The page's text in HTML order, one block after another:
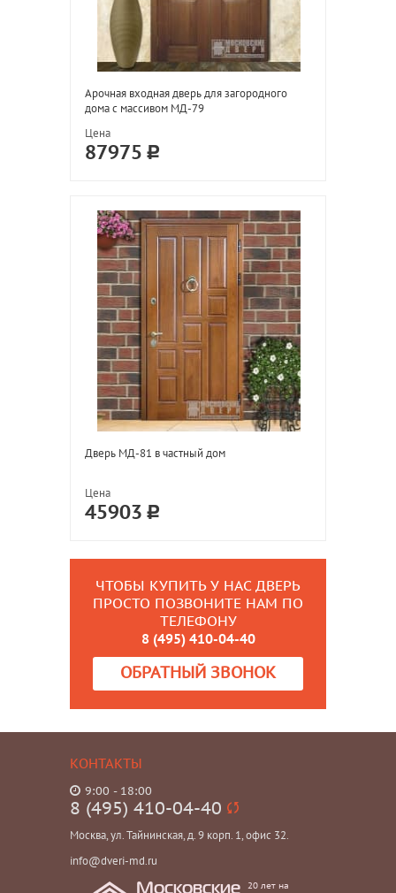
Арочная входная дверь для загородного
дома с массивом МД-79
Цена
87975
Дверь МД-81 в частный дом
Цена
45903
ЧТОБЫ КУПИТЬ У НАС ДВЕРЬ
ПРОСТО ПОЗВОНИТЕ НАМ ПО
ТЕЛЕФОНУ
8 (495) 410-04-40
ОБРАТНЫЙ ЗВОНОК
КОНТАКТЫ
9:00 - 18:00
8 (495) 410-04-40
Москва, ул. Тайнинская, д. 9 корп. 1, офис 32.
info@dveri-md.ru
Московские
20 лет на